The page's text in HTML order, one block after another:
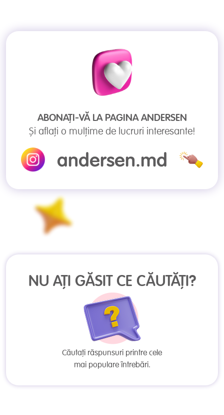
ABONAȚI-VĂ LA PAGINAANDERSEN
Și aflați o mulțime de lucruri interesante!
andersen.md
NU AȚI GĂSIT CE CĂUTĂȚI?
Căutați răspunsuri printre cele
mai populare întrebări.